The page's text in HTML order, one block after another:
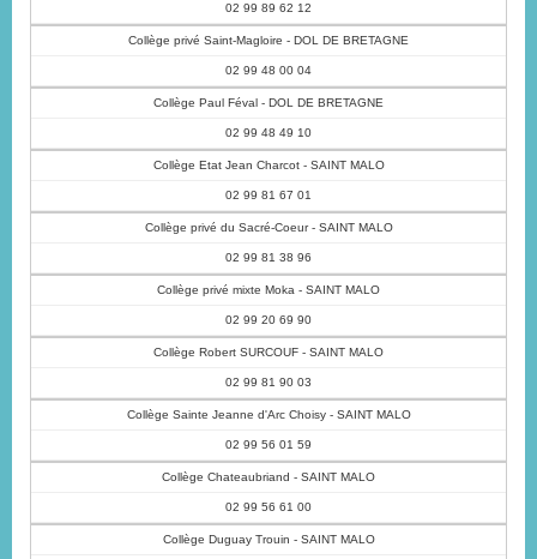
02 99 89 62 12
Collège privé Saint-Magloire - DOL DE BRETAGNE
02 99 48 00 04
Collège Paul Féval - DOL DE BRETAGNE
02 99 48 49 10
Collège Etat Jean Charcot - SAINT MALO
02 99 81 67 01
Collège privé du Sacré-Coeur - SAINT MALO
02 99 81 38 96
Collège privé mixte Moka - SAINT MALO
02 99 20 69 90
Collège Robert SURCOUF - SAINT MALO
02 99 81 90 03
Collège Sainte Jeanne d'Arc Choisy - SAINT MALO
02 99 56 01 59
Collège Chateaubriand - SAINT MALO
02 99 56 61 00
Collège Duguay Trouin - SAINT MALO